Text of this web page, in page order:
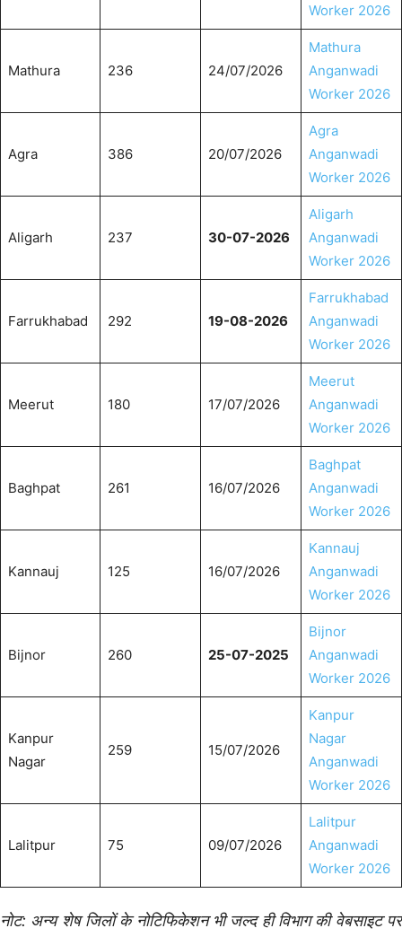
Worker 2026
Mathura 236 24/07/2026
Mathura
Anganwadi
Worker 2026
Agra 386 20/07/2026
Agra
Anganwadi
Worker 2026
Aligarh 237 30-07-2026
Aligarh
Anganwadi
Worker 2026
Farrukhabad 292 19-08-2026
Farrukhabad
Anganwadi
Worker 2026
Meerut 180 17/07/2026
Meerut
Anganwadi
Worker 2026
Baghpat 261 16/07/2026
Baghpat
Anganwadi
Worker 2026
Kannauj 125 16/07/2026
Kannauj
Anganwadi
Worker 2026
Bijnor 260 25-07-2025
Bijnor
Anganwadi
Worker 2026
Kanpur
Nagar
259 15/07/2026
Kanpur
Nagar
Anganwadi
Worker 2026
Lalitpur 75 09/07/2026
Lalitpur
Anganwadi
Worker 2026
नोट: अन्य शेष जिलों के नोटिफिकेशन भी जल्द ही विभाग की वेबसाइट पर